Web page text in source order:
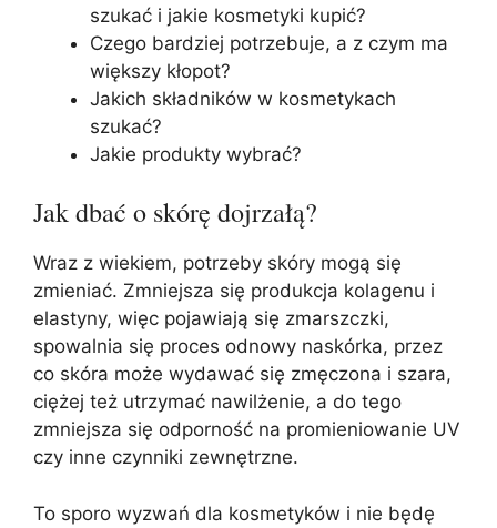
szukać i jakie kosmetyki kupić?
Czego bardziej potrzebuje, a z czym ma
większy kłopot?
Jakich składników w kosmetykach
szukać?
Jakie produkty wybrać?
Jak dbać o skórę dojrzałą?
Wraz z wiekiem, potrzeby skóry mogą się
zmieniać. Zmniejsza się produkcja kolagenu i
elastyny, więc pojawiają się zmarszczki,
spowalnia się proces odnowy naskórka, przez
co skóra może wydawać się zmęczona i szara,
ciężej też utrzymać nawilżenie, a do tego
zmniejsza się odporność na promieniowanie UV
czy inne czynniki zewnętrzne.
To sporo wyzwań dla kosmetyków i nie będę